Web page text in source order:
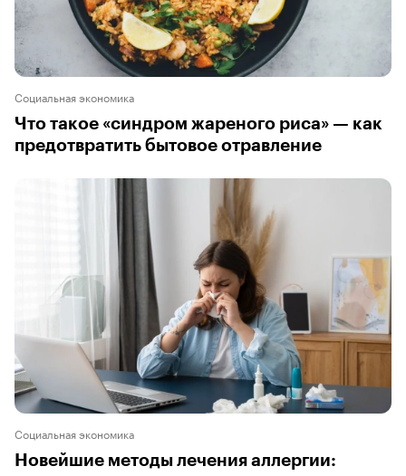
Социальная экономика
Что такое «синдром жареного риса» — как
предотвратить бытовое отравление
Социальная экономика
Новейшие методы лечения аллергии: